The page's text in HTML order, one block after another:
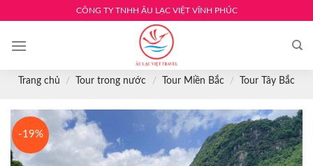
content
CÔNG TY TNHH ÂU LẠC VIỆT VĨNH PHÚC
Trang chủ / Tour trong nước / Tour Miền Bắc / Tour Tây Bắc
-19%